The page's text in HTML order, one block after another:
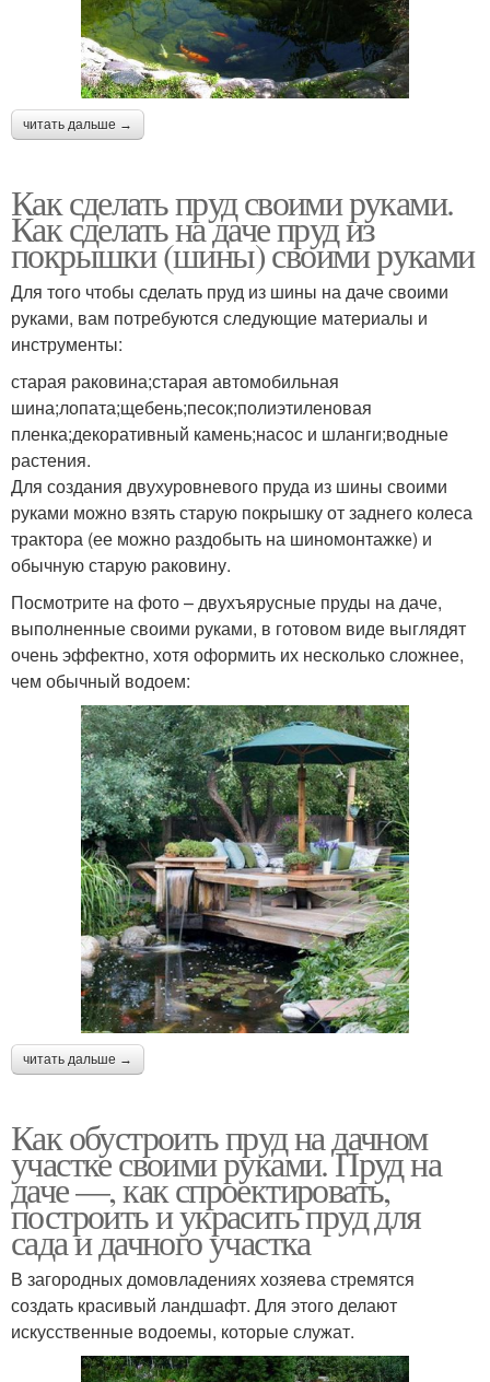
читать дальше →
Как сделать пруд своими руками.
Как сделать на даче пруд из
покрышки (шины) своими руками
Для того чтобы сделать пруд из шины на даче своими
руками, вам потребуются следующие материалы и
инструменты:
старая раковина;старая автомобильная
шина;лопата;щебень;песок;полиэтиленовая
пленка;декоративный камень;насос и шланги;водные
растения.
Для создания двухуровневого пруда из шины своими
руками можно взять старую покрышку от заднего колеса
трактора (ее можно раздобыть на шиномонтажке) и
обычную старую раковину.
Посмотрите на фото – двухъярусные пруды на даче,
выполненные своими руками, в готовом виде выглядят
очень эффектно, хотя оформить их несколько сложнее,
чем обычный водоем:
читать дальше →
Как обустроить пруд на дачном
участке своими руками. Пруд на
даче —, как спроектировать,
построить и украсить пруд для
сада и дачного участка
В загородных домовладениях хозяева стремятся
создать красивый ландшафт. Для этого делают
искусственные водоемы, которые служат.